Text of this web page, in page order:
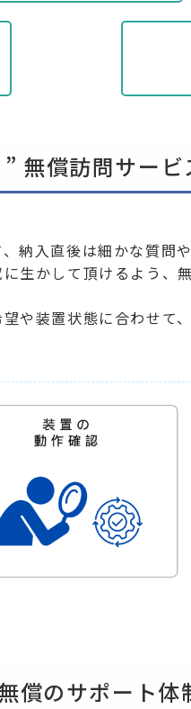
無償訪問サービ
納入直後は細かな質問
生かして頂けるよう、
や装置状態に合わせて
償のサポート体